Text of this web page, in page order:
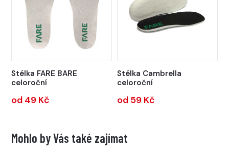
Stélka FARE BARE
celoroční
od 49 Kč
Stélka Cambrella
celoroční
od 59 Kč
Mohlo by Vás také zajímat